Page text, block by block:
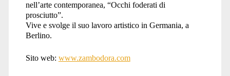
nell’arte contemporanea, “Occhi foderati di
prosciutto”.
Vive e svolge il suo lavoro artistico in Germania, a
Berlino.
Sito web: www.zambodora.com